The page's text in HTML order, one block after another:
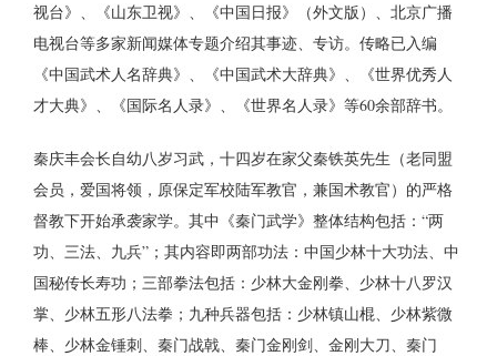
视台》、《山东卫视》、《中国日报》（外文版）、北京广播
电视台等多家新闻媒体专题介绍其事迹、专访。传略已入编
《中国武术人名辞典》、《中国武术大辞典》、《世界优秀人
才大典》、《国际名人录》、《世界名人录》等60余部辞书。
秦庆丰会长自幼八岁习武，十四岁在家父秦铁英先生（老同盟
会员，爱国将领，原保定军校陆军教官，兼国术教官）的严格
督教下开始承袭家学。其中《秦门武学》整体结构包括：“两
功、三法、九兵”；其内容即两部功法：中国少林十大功法、中
国秘传长寿功；三部拳法包括：少林大金刚拳、少林十八罗汉
掌、少林五形八法拳；九种兵器包括：少林镇山棍、少林紫微
棒、少林金锤刺、秦门战戟、秦门金刚剑、金刚大刀、秦门